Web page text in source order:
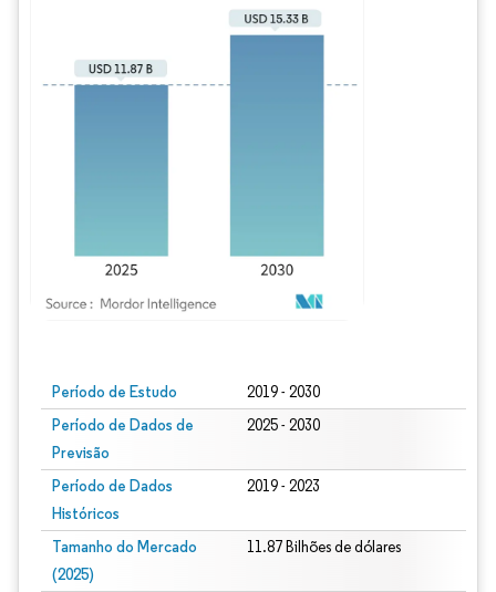
Período de Estudo 2019 - 2030
Período de Dados de
Previsão
2025 - 2030
Período de Dados
Históricos
2019 - 2023
Tamanho do Mercado
(2025)
11.87 Bilhões de dólares